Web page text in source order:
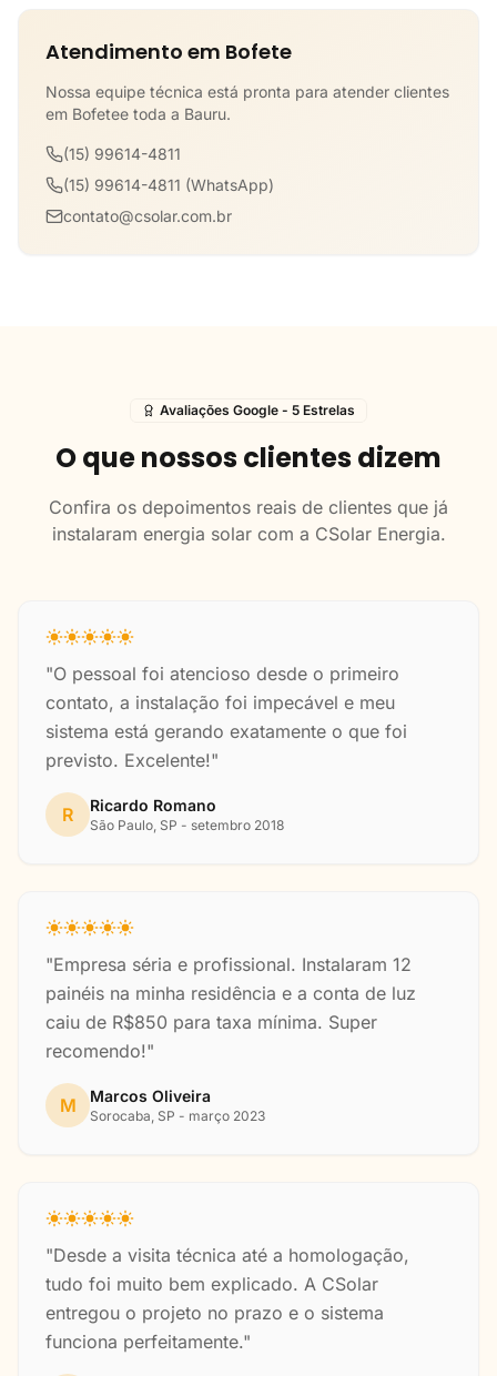
Atendimento em Bofete
Nossa equipe técnica está pronta para atender clientes
em Bofetee toda a Bauru.
(15) 99614-4811
(15) 99614-4811 (WhatsApp)
contato@csolar.com.br
Avaliações Google - 5 Estrelas
O que nossos clientes dizem
Confira os depoimentos reais de clientes que já
instalaram energia solar com a CSolar Energia.
"O pessoal foi atencioso desde o primeiro
contato, a instalação foi impecável e meu
sistema está gerando exatamente o que foi
previsto. Excelente!"
R Ricardo Romano
São Paulo, SP - setembro 2018
"Empresa séria e profissional. Instalaram 12
painéis na minha residência e a conta de luz
caiu de R$850 para taxa mínima. Super
recomendo!"
M Marcos Oliveira
Sorocaba, SP - março 2023
"Desde a visita técnica até a homologação,
tudo foi muito bem explicado. A CSolar
entregou o projeto no prazo e o sistema
funciona perfeitamente."